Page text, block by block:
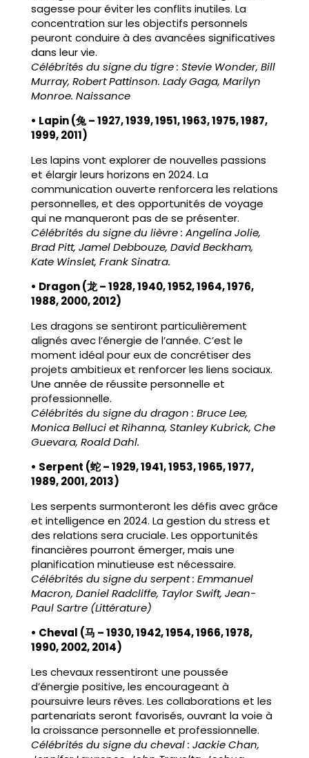
sagesse pour éviter les conflits inutiles. La
concentration sur les objectifs personnels
peuront conduire à des avancées significatives
dans leur vie.
Célébrités du signe du tigre : Stevie Wonder, Bill
Murray, Robert Pattinson. Lady Gaga, Marilyn
Monroe. Naissance
• Lapin (兔 – 1927, 1939, 1951, 1963, 1975, 1987,
1999, 2011)
Les lapins vont explorer de nouvelles passions
et élargir leurs horizons en 2024. La
communication ouverte renforcera les relations
personnelles, et des opportunités de voyage
qui ne manqueront pas de se présenter.
Célébrités du signe du lièvre : Angelina Jolie,
Brad Pitt, Jamel Debbouze, David Beckham,
Kate Winslet, Frank Sinatra.
• Dragon (龙 – 1928, 1940, 1952, 1964, 1976,
1988, 2000, 2012)
Les dragons se sentiront particulièrement
alignés avec l’énergie de l’année. C’est le
moment idéal pour eux de concrétiser des
projets ambitieux et renforcer les liens sociaux.
Une année de réussite personnelle et
professionnelle.
Célébrités du signe du dragon : Bruce Lee,
Monica Belluci et Rihanna, Stanley Kubrick, Che
Guevara, Roald Dahl.
• Serpent (蛇 – 1929, 1941, 1953, 1965, 1977,
1989, 2001, 2013)
Les serpents surmonteront les défis avec grâce
et intelligence en 2024. La gestion du stress et
des relations sera cruciale. Les opportunités
financières pourront émerger, mais une
planification minutieuse est nécessaire.
Célébrités du signe du serpent : Emmanuel
Macron, Daniel Radcliffe, Taylor Swift, Jean-
Paul Sartre (Littérature)
• Cheval (马 – 1930, 1942, 1954, 1966, 1978,
1990, 2002, 2014)
Les chevaux ressentiront une poussée
d’énergie positive, les encourageant à
poursuivre leurs rêves. Les collaborations et les
partenariats seront favorisés, ouvrant la voie à
la croissance personnelle et professionnelle.
Célébrités du signe du cheval : Jackie Chan,